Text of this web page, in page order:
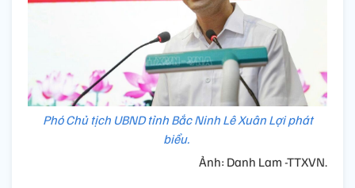
Phó Chủ tịch UBND tỉnh Bắc Ninh Lê Xuân Lợi phát
biểu.
Ảnh: Danh Lam -TTXVN.